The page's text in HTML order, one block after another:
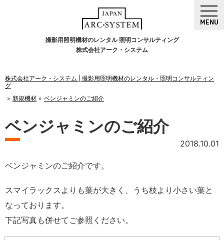
撮影用照明機材のレンタル 照明コンサルティング
株式会社アーク・システム
MENU
株式会社アーク・システム | 撮影用照明機材のレンタル・照明コンサルティン
グ
新規機材
ベンジャミンのご紹介
ベンジャミンのご紹介
2018.10.01
ベンジャミンのご紹介です。
スマイラックスよりも葉が大きく、うち枝より小さい葉と
なっております。
下記写真も併せてご参照ください。